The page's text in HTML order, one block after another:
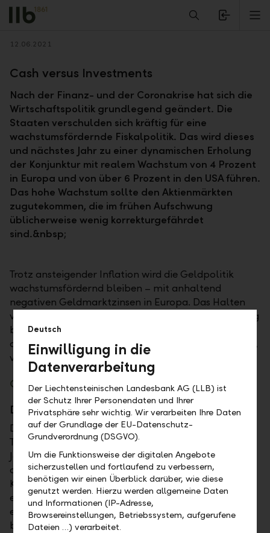
Alerts.Headline
Zurück
12.06.2021
Cash versus Investments
Nach der Finanz- und der Coronakrise hat sich die
Wirtschaftspolitik grundlegend geändert. Die
Staaten verschulden sich kräftig für eine
wachstumsfördernde Fiskalpolitik. Das wird dieses
und nächstes Jahr zu einer dynamischen Erholung
der Konjunktur mit realem Wachstum von 4 Prozent
in Europa und von über 6 Prozent in den USA führen.
Das hohe Wachstum sollte den Aktienmärkten
zugutekommen, die im frühen Aufschwung
üblicherweise wenig korrekturgefährdet
sind.&nbsp;
Trotz ansteigender Inflation wird die Geldpolitik
wachstumsfördernd bleiben – mit anhaltend
negativen Geldmarktzinsen in Europa. Das Halten
von Liquidität führt zu Kaufkraftverlusten, als Ausweg
bietet sich die Investition in ein (defensives) Portfolio
an. Mit Cash übersteht man zwar jede Krise schadlos,
verpasst aber im Laufe der Jahre viel Performance.
Gründe, nicht zu investieren, gibt es immer
Die Zinsen sind zu tief.
Die Verfallsrenditen sind auf einem historischen
Tiefstand. Das Ertragspotenzial für die nächsten
Jahre ist deshalb gering. Aber die Erträge dürften
dennoch grösser sein als diejenigen von
Kontoguthaben. Auf den Kontoguthaben werden ab
einem gewissen Betrag aktuell sogar Negativzinsen
erhoben − was wiederum für Anlagen
beziehungsweise Investments spricht.
Deutsch
Einwilligung in die
Datenverarbeitung
Der Liechtensteinischen Landesbank AG (LLB) ist
der Schutz Ihrer Personendaten und Ihrer
Privatsphäre sehr wichtig. Wir verarbeiten Ihre Daten
auf der Grundlage der EU-Datenschutz-
Grundverordnung (DSGVO).
Um die Funktionsweise der digitalen Angebote
sicherzustellen und fortlaufend zu verbessern,
benötigen wir einen Überblick darüber, wie diese
genutzt werden. Hierzu werden allgemeine Daten
und Informationen (IP-Adresse,
Browsereinstellungen, Betriebssystem, aufgerufene
Dateien …) verarbeitet.